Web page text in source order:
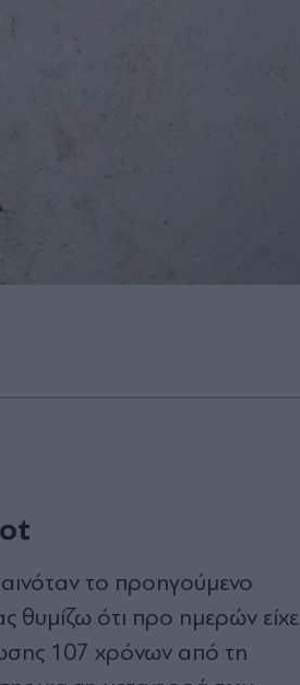
το προηγούμενο
θυμίζω ότι προ ημερών είχε
107 χρόνων από τη